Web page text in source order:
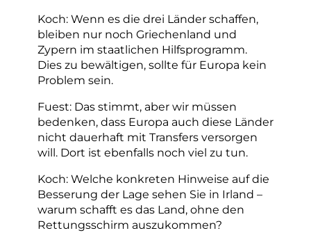
Koch: Wenn es die drei Länder schaffen,
bleiben nur noch Griechenland und
Zypern im staatlichen Hilfsprogramm.
Dies zu bewältigen, sollte für Europa kein
Problem sein.
Fuest: Das stimmt, aber wir müssen
bedenken, dass Europa auch diese Länder
nicht dauerhaft mit Transfers versorgen
will. Dort ist ebenfalls noch viel zu tun.
Koch: Welche konkreten Hinweise auf die
Besserung der Lage sehen Sie in Irland –
warum schafft es das Land, ohne den
Rettungsschirm auszukommen?